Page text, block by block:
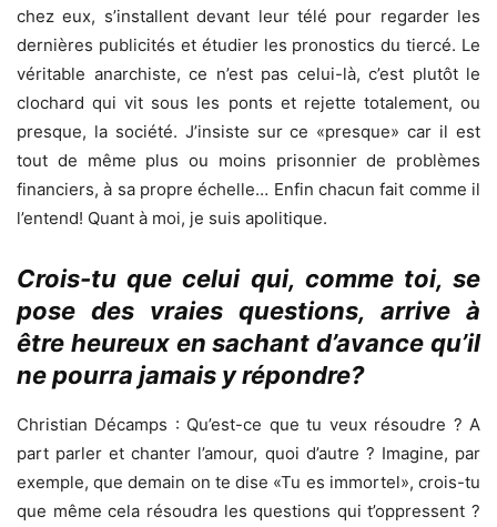
chez eux, s’installent devant leur télé pour regarder les
dernières publicités et étudier les pronostics du tiercé. Le
véritable anarchiste, ce n’est pas celui-là, c’est plutôt le
clochard qui vit sous les ponts et rejette totalement, ou
presque, la société. J’insiste sur ce «presque» car il est
tout de même plus ou moins prisonnier de problèmes
financiers, à sa propre échelle… Enfin chacun fait comme il
l’entend! Quant à moi, je suis apolitique.
Crois-tu que celui qui, comme toi, se
pose des vraies questions, arrive à
être heureux en sachant d’avance qu’il
ne pourra jamais y répondre?
Christian Décamps : Qu’est-ce que tu veux résoudre ? A
part parler et chanter l’amour, quoi d’autre ? Imagine, par
exemple, que demain on te dise «Tu es immortel», crois-tu
que même cela résoudra les questions qui t’oppressent ?